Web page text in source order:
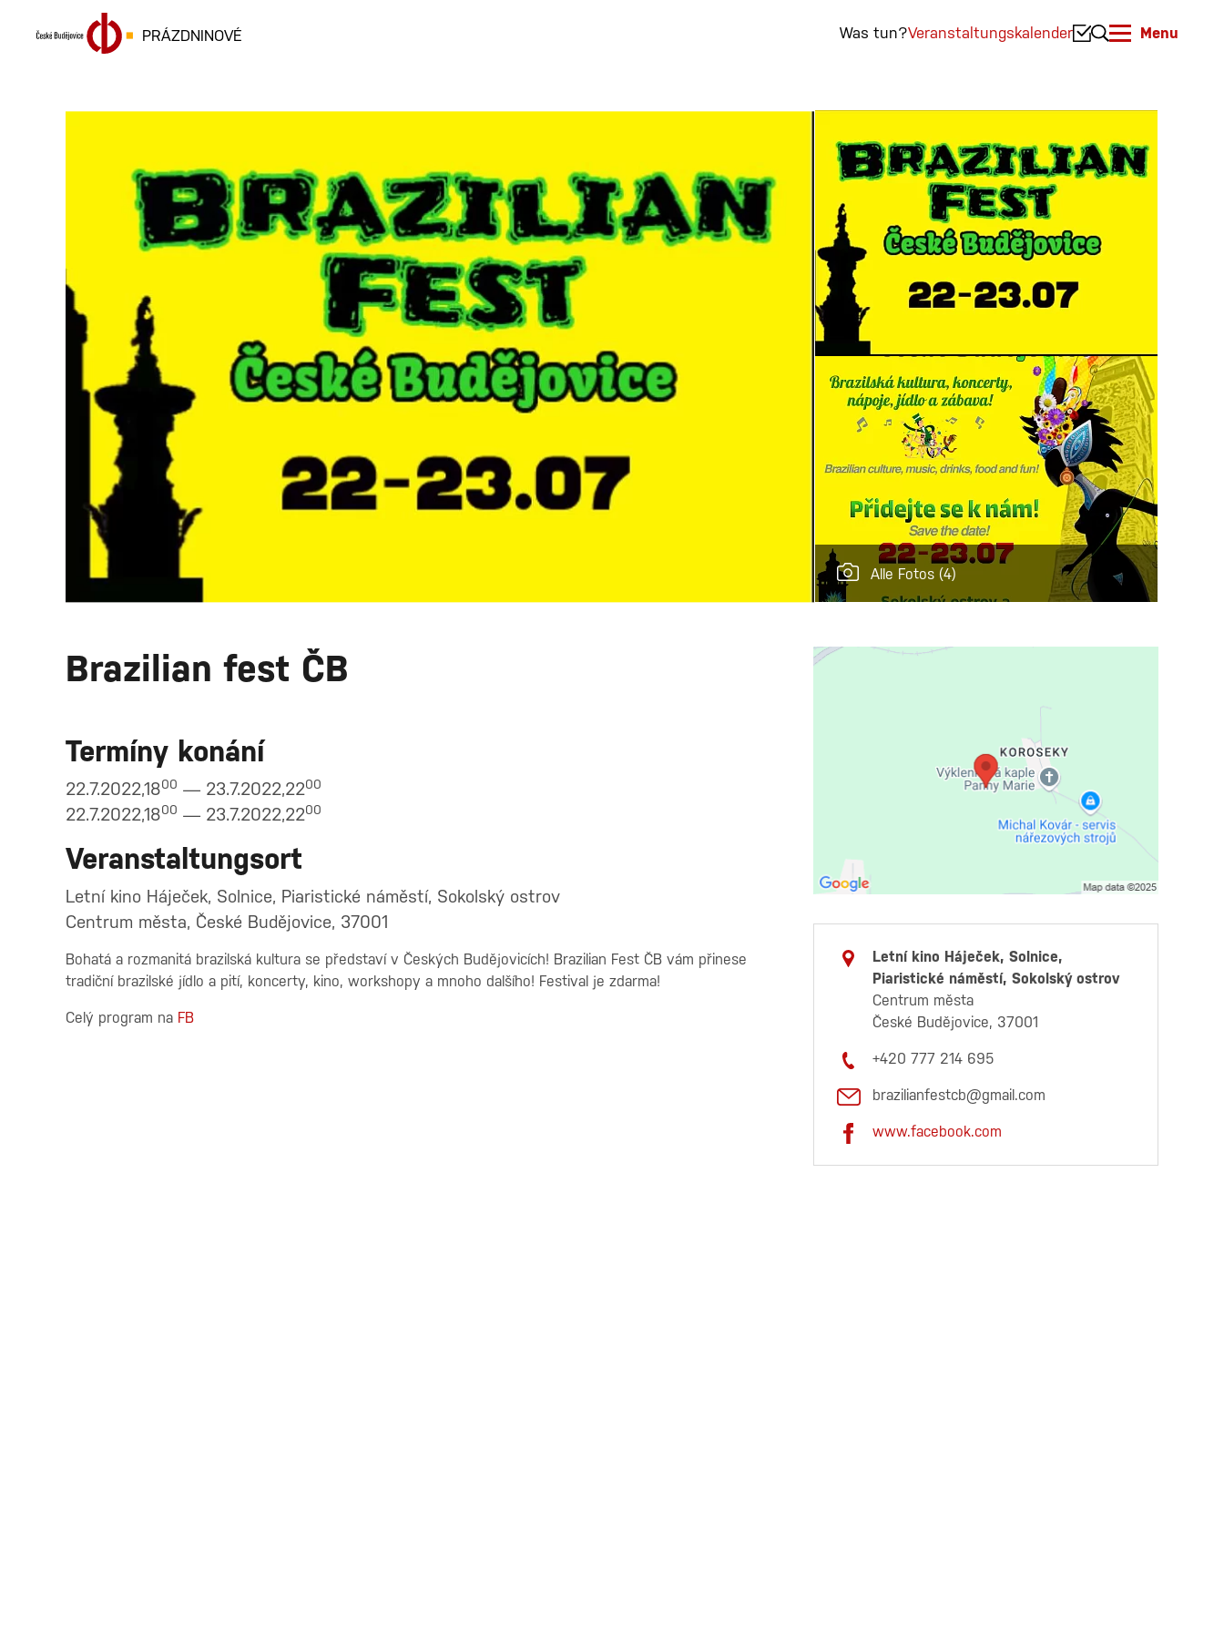
PRÁZDNINOVÉ Was tun?Veranstaltungskalender Menu
Alle Fotos (4)
Brazilian fest ČB
Termíny konání
22.7.2022,1800 — 23.7.2022,2200
22.7.2022,1800 — 23.7.2022,2200
Veranstaltungsort
Letní kino Háječek, Solnice, Piaristické náměstí, Sokolský ostrov
Centrum města, České Budějovice, 37001
Bohatá a rozmanitá brazilská kultura se představí v Českých Budějovicích! Brazilian Fest ČB vám přinese
tradiční brazilské jídlo a pití, koncerty, kino, workshopy a mnoho dalšího! Festival je zdarma!
Celý program na FB
Letní kino Háječek, Solnice,
Piaristické náměstí, Sokolský ostrov
Centrum města
České Budějovice, 37001
+420 777 214 695
brazilianfestcb@gmail.com
www.facebook.com